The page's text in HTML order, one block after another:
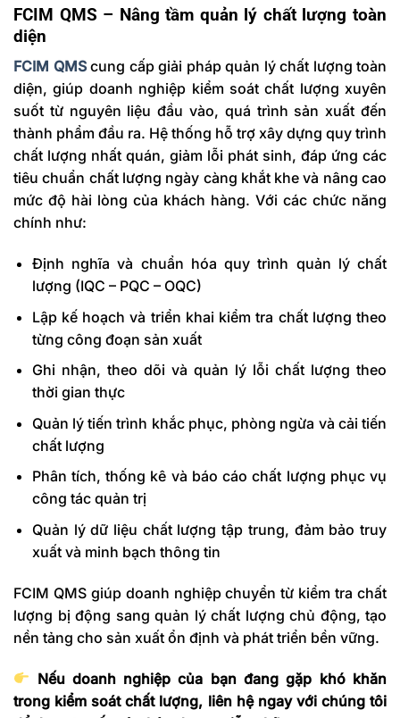
FCIM QMS – Nâng tầm quản lý chất lượng toàn
diện
FCIM QMScung cấp giải pháp quản lý chất lượng toàn
diện, giúp doanh nghiệp kiểm soát chất lượng xuyên
suốt từ nguyên liệu đầu vào, quá trình sản xuất đến
thành phẩm đầu ra. Hệ thống hỗ trợ xây dựng quy trình
chất lượng nhất quán, giảm lỗi phát sinh, đáp ứng các
tiêu chuẩn chất lượng ngày càng khắt khe và nâng cao
mức độ hài lòng của khách hàng. Với các chức năng
chính như:
Định nghĩa và chuẩn hóa quy trình quản lý chất
lượng (IQC – PQC – OQC)
Lập kế hoạch và triển khai kiểm tra chất lượng theo
từng công đoạn sản xuất
Ghi nhận, theo dõi và quản lý lỗi chất lượng theo
thời gian thực
Quản lý tiến trình khắc phục, phòng ngừa và cải tiến
chất lượng
Phân tích, thống kê và báo cáo chất lượng phục vụ
công tác quản trị
Quản lý dữ liệu chất lượng tập trung, đảm bảo truy
xuất và minh bạch thông tin
FCIM QMS giúp doanh nghiệp chuyển từ kiểm tra chất
lượng bị động sang quản lý chất lượng chủ động, tạo
nền tảng cho sản xuất ổn định và phát triển bền vững.
Nếu doanh nghiệp của bạn đang gặp khó khăn
trong kiểm soát chất lượng, liên hệ ngay với chúng tôi